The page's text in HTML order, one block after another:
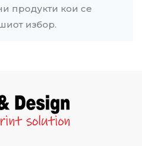
продукти кои се
избор.